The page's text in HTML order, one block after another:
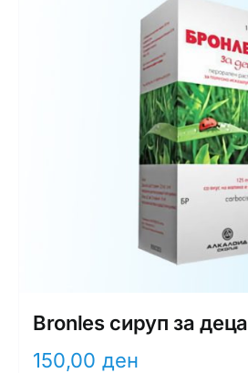
Bronles сируп за деца
150,00 ден